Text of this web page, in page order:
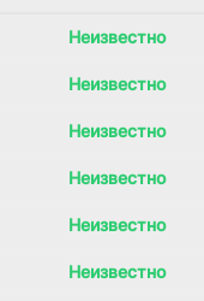
Неизвестно
Неизвестно
Неизвестно
Неизвестно
Неизвестно
Неизвестно